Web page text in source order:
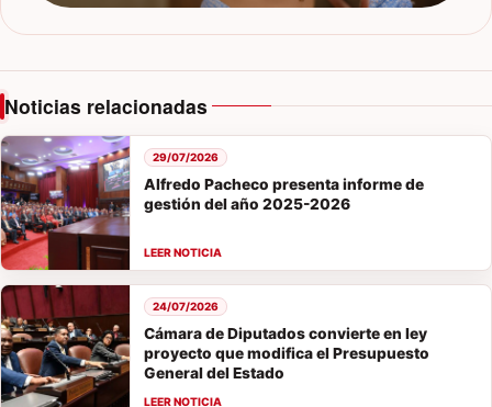
Noticias relacionadas
Alfredo Pacheco presenta informe de
gestión del año 2025-2026
29/07/2026
Cámara de Diputados convierte en ley
proyecto que modifica el Presupuesto
General del Estado
24/07/2026